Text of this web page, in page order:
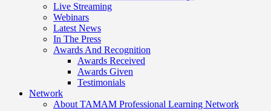
Live Streaming
Webinars
Latest News
In The Press
Awards And Recognition
Awards Received
Awards Given
Testimonials
Network
About TAMAM Professional Learning Network